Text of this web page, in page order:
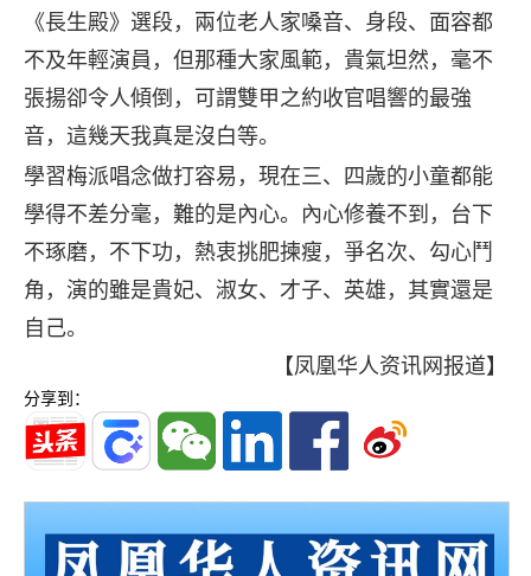
《長生殿》選段，兩位老人家嗓音、身段、面容都
不及年輕演員，但那種大家風範，貴氣坦然，毫不
張揚卻令人傾倒，可謂雙甲之約收官唱響的最強
音，這幾天我真是沒白等。
學習梅派唱念做打容易，現在三、四歲的小童都能
學得不差分毫，難的是內心。內心修養不到，台下
不琢磨，不下功，熱衷挑肥揀瘦，爭名次、勾心鬥
角，演的雖是貴妃、淑女、才子、英雄，其實還是
自己。
【凤凰华人资讯网报道】
分享到：